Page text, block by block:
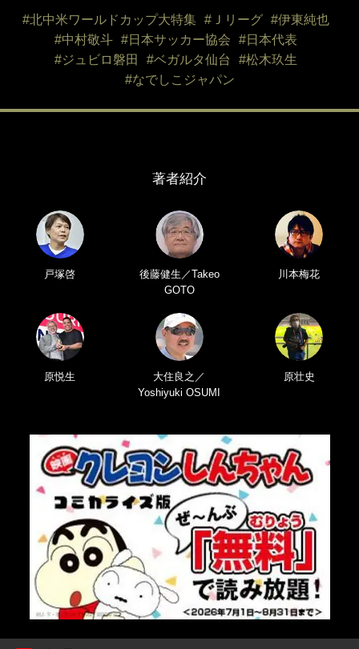
#北中米ワールドカップ大特集 #Ｊリーグ
#伊東純也
#中村敬斗
#日本サッカー協会
#日本代表
#ジュビロ磐田
#ベガルタ仙台
#松木玖生
#なでしこジャパン
著者紹介
戸塚啓
後藤健生／Takeo
GOTO
川本梅花
原悦生
大住良之／
Yoshiyuki OSUMI
原壮史